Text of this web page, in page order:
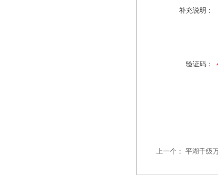
补充说明：
验证码：
上一个： 平湖千级